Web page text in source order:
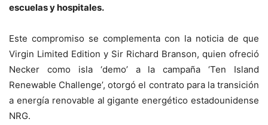
escuelas y hospitales.
Este compromiso se complementa con la noticia de que
Virgin Limited Edition y Sir Richard Branson, quien ofreció
Necker como isla ‘demo’ a la campaña ‘Ten Island
Renewable Challenge’, otorgó el contrato para la transición
a energía renovable al gigante energético estadounidense
NRG.